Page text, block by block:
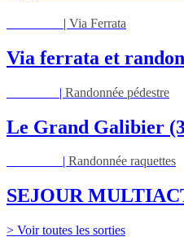
| Via Ferrata
Via ferrata et
| Randonnée pédestre
Le Grand Galibier
| Randonnée raquettes
SEJOUR
> Voir toutes les sorties